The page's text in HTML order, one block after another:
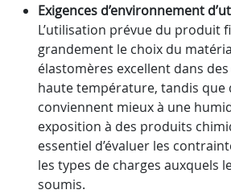
Exigences d’environnement
L’utilisation prévue du produit
grandement le choix du
élastomères excellent dans
haute température, tandis que
conviennent mieux à une
exposition à des produits
essentiel d’évaluer les
les types de charges auxquels
soumis.